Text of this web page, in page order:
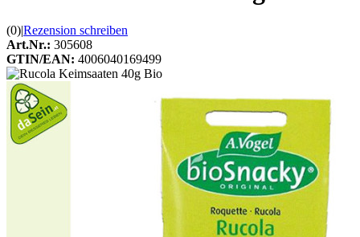
(0)|Rezension schreiben
Art.Nr.: 305608
GTIN/EAN: 4006040169499